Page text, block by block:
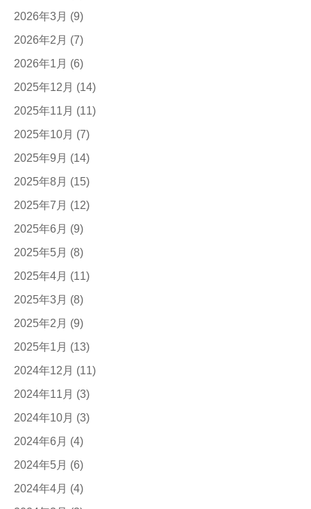
2026年3月 (9)
2026年2月 (7)
2026年1月 (6)
2025年12月 (14)
2025年11月 (11)
2025年10月 (7)
2025年9月 (14)
2025年8月 (15)
2025年7月 (12)
2025年6月 (9)
2025年5月 (8)
2025年4月 (11)
2025年3月 (8)
2025年2月 (9)
2025年1月 (13)
2024年12月 (11)
2024年11月 (3)
2024年10月 (3)
2024年6月 (4)
2024年5月 (6)
2024年4月 (4)